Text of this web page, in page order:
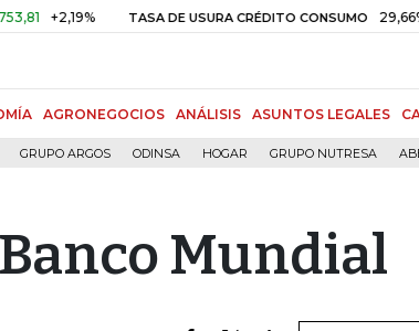
+2,19% TASA DE USURA CRÉDITO CONSUMO 29,66%
AGRONEGOCIOS ANÁLISIS ASUNTOS LEGALES
GRUPO ARGOS ODINSA HOGAR GRUPO NUTRESA
Mundial